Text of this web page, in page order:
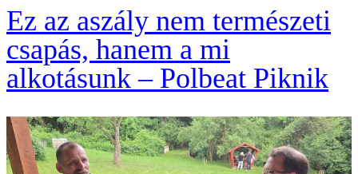
Ez az aszály nem természeti
csapás, hanem a mi
alkotásunk – Polbeat Piknik